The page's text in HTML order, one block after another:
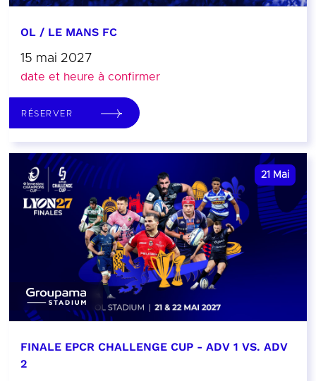
OL / LE MANS FC
15 mai 2027
date et heure à confirmer
RÉSERVER
21 Mai
FINALE EPCR CHALLENGE CUP - ADV 1 VS. ADV
2